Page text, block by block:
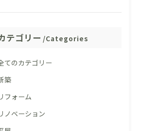
テゴリー Categories
てのカテゴリー
築
フォーム
ノベーション